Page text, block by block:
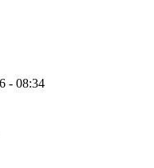
- 08:34